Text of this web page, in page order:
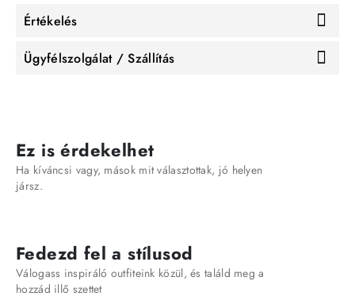
Értékelés
Ügyfélszolgálat / Szállítás
Ez is érdekelhet
Ha kíváncsi vagy, mások mit választottak, jó helyen
jársz.
Fedezd fel a stílusod
Válogass inspiráló outfiteink közül, és találd meg a
hozzád illő szettet